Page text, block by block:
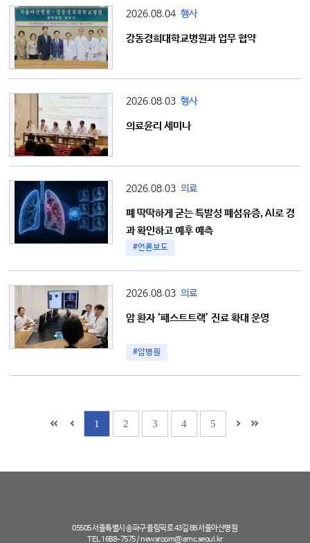
2026.08.04 행사
강동경희대학교병원과 업무 협약
2026.08.03 행사
의료윤리 세미나
2026.08.03 의료
폐 딱딱하게 굳는 특발성 폐섬유증, AI로 경
과 확인하고 예후 예측
#언론보도
2026.08.03 의료
암 환자 ‘패스트트랙’ 진료 확대 운영
#암병원
1 2 3 4 5
05505 서울특별시 송파구 올림픽로 43길 88 서울아산병원
TEL 1688-7575 /newsroom@amc.seoul.kr